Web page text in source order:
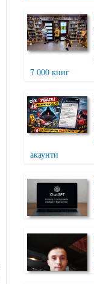
7 000 книг
акаунти